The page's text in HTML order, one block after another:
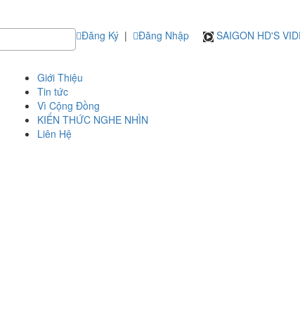
Đăng Ký | Đăng Nhập SAIGON HD'S
Giới Thiệu
Tin tức
Vì Cộng Đồng
KIẾN THỨC NGHE NHÌN
Liên Hệ